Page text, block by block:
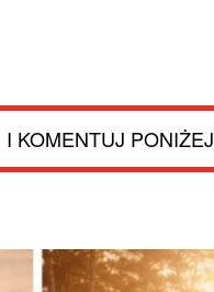
KOMENTUJ PONIŻEJ